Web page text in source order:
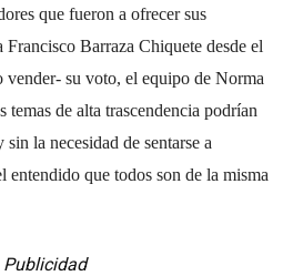
que fueron a ofrecer sus
Barraza Chiquete desde el
vender- su voto, el equipo de Norma
temas de alta trascendencia podrían
la necesidad de sentarse a
entendido que todos son de la misma
Publicidad